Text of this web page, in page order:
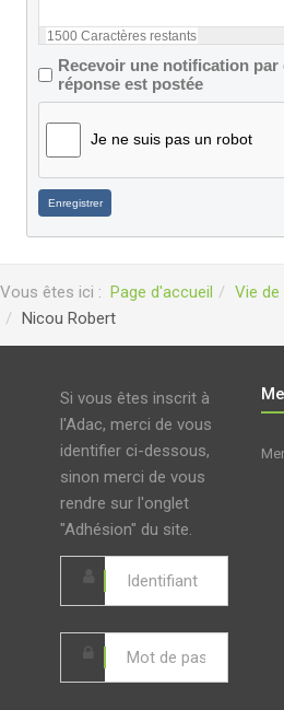
1500 Caractères restants
Recevoir une notification par
réponse est postée
Je ne suis pas un robot
Enregistrer
Vous êtes ici : Page d'accueil Vie de
Nicou Robert
Si vous êtes inscrit à
l'Adac, merci de vous
identifier ci-dessous,
sinon merci de vous
rendre sur l'onglet
"Adhésion" du site.